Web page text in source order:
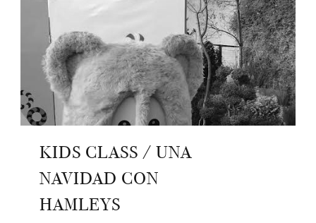
KIDS CLASS / UNA
NAVIDAD CON
HAMLEYS